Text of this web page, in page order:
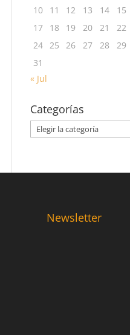
10
11 12 13 14 15
17
18 19 20 21 22
24 25 26 27 28 29
31
« Jul
Categorías
Categorías
Newsletter